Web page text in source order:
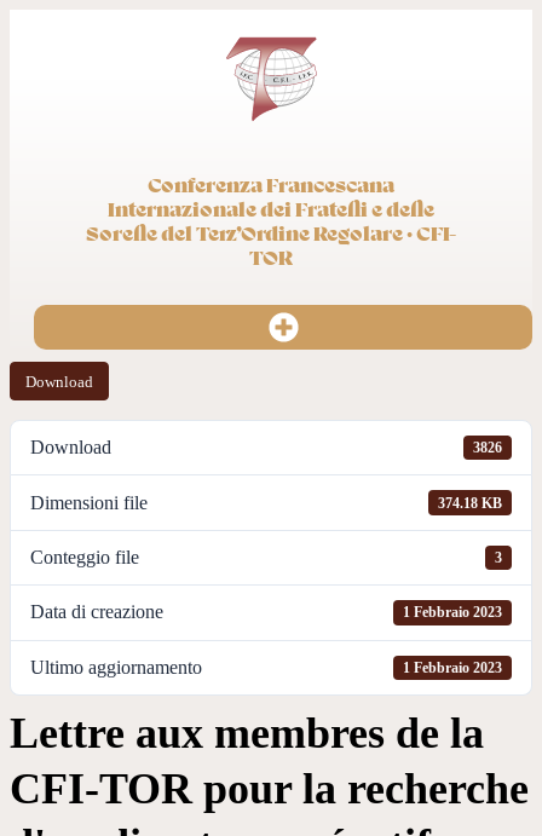
Conferenza Francescana
Internazionale dei Fratelli e delle
Sorelle del Terz’Ordine Regolare · CFI-
TOR
Download
Download 3826
Dimensioni file 374.18 KB
Conteggio file 3
Data di creazione 1 Febbraio 2023
Ultimo aggiornamento 1 Febbraio 2023
Lettre aux membres de la
CFI-TOR pour la recherche